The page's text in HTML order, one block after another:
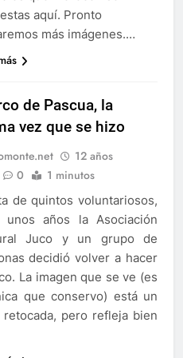
aquí. Pronto
más imágenes.…
de Pascua, la
vez que se hizo
12 años
0 1 minutos
de quintos voluntariosos,
unos años la Asociación
Juco y un grupo de
decidió volver a hacer
La imagen que se ve (es
que conservo) está un
retocada, pero refleja bien